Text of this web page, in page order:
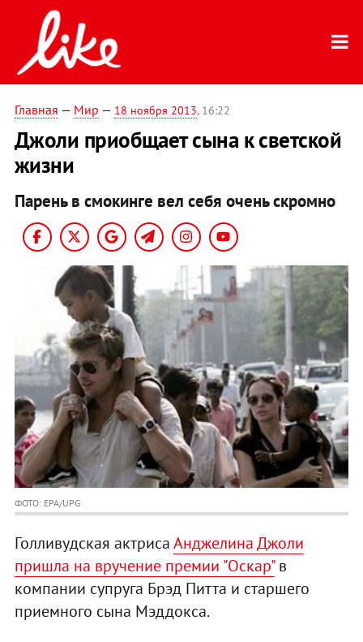
Главная — Мир — 18 ноября 2013, 16:22
Джоли приобщает сына к светской
жизни
Парень в смокинге вел себя очень скромно
ФОТО: EPA/UPG
Голливудская актрисаАнджелина Джоли
пришла на вручение премии "Оскар"в
компании супруга Брэд Питта и старшего
приемного сына Мэддокса.